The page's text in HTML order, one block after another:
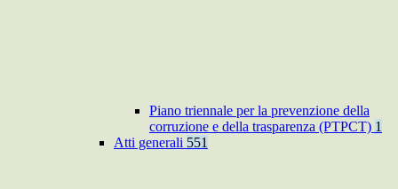
Piano triennale per la prevenzione della
corruzione e della trasparenza (PTPCT) 1
Atti generali 551